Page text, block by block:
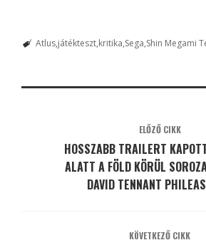
Atlus játékteszt kritika Sega Shin Megami
ELŐZŐ CIKK
HOSSZABB TRAILERT
ALATT A FÖLD KÖRÜL
DAVID TENNANT
KÖVETKEZŐ CIKK